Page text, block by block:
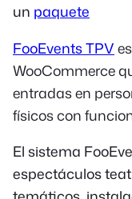
un paquete
FooEvents TPV
WooCommerce
entradas en
físicos con
El sistema
espectáculos